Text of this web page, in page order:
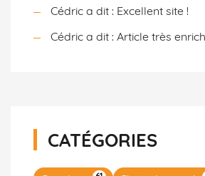
Cédric a dit : Excellent site !
Cédric a dit : Article très
CATÉGORIES